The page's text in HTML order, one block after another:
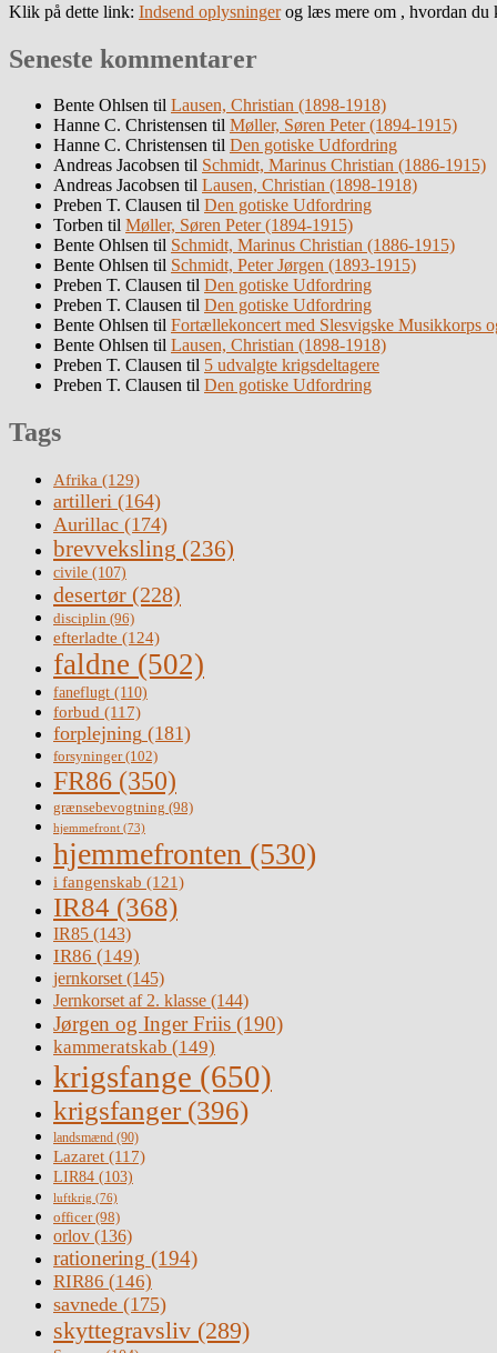
Klik på dette link: Indsend oplysningerog læs mere om , hvordan du
Seneste kommentarer
Bente Ohlsen til Lausen, Christian (1898-1918)
Hanne C. Christensen til Møller, Søren Peter (1894-1915)
Hanne C. Christensen til Den gotiske Udfordring
Andreas Jacobsen til Schmidt, Marinus Christian (1886-1915)
Andreas Jacobsen til Lausen, Christian (1898-1918)
Preben T. Clausen til Den gotiske Udfordring
Torben til Møller, Søren Peter (1894-1915)
Bente Ohlsen til Schmidt, Marinus Christian (1886-1915)
Bente Ohlsen til Schmidt, Peter Jørgen (1893-1915)
Preben T. Clausen til Den gotiske Udfordring
Preben T. Clausen til Den gotiske Udfordring
Bente Ohlsen til Fortællekoncert med Slesvigske Musikkorps
Bente Ohlsen til Lausen, Christian (1898-1918)
Preben T. Clausen til 5 udvalgte krigsdeltagere
Preben T. Clausen til Den gotiske Udfordring
Tags
Afrika (129)
artilleri (164)
Aurillac (174)
brevveksling (236)
civile (107)
desertør (228)
disciplin (96)
efterladte (124)
faldne (502)
faneflugt (110)
forbud (117)
forplejning (181)
forsyninger(102)
FR86 (350)
grænsebevogtning (98)
hjemmefront (73)
hjemmefronten (530)
i fangenskab (121)
IR84 (368)
IR85 (143)
IR86 (149)
jernkorset(145)
Jernkorset af 2. klasse (144)
Jørgen og Inger Friis (190)
kammeratskab (149)
krigsfange (650)
krigsfanger (396)
landsmænd (90)
Lazaret (117)
LIR84 (103)
luftkrig (76)
officer(98)
orlov (136)
rationering (194)
RIR86 (146)
savnede (175)
skyttegravsliv (289)